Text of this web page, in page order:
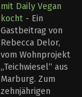
mit Daily Vegan
kocht - Ein
Gastbeitrag von
Rebecca Delor,
vom Wohnprojekt
„Teichwiesel“ aus
Marburg. Zum
zehnjährigen